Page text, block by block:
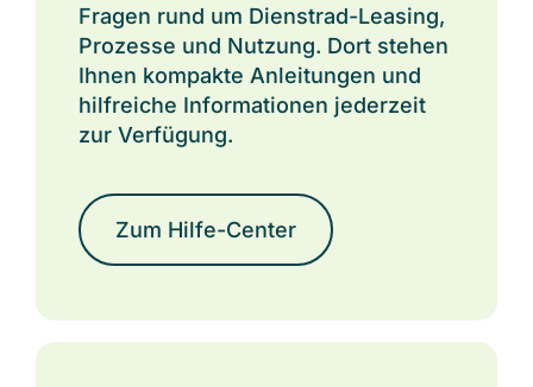
Fragen rund um Dienstrad-Leasing,
Prozesse und Nutzung. Dort stehen
Ihnen kompakte Anleitungen und
hilfreiche Informationen jederzeit
zur Verfügung.
Zum Hilfe-Center